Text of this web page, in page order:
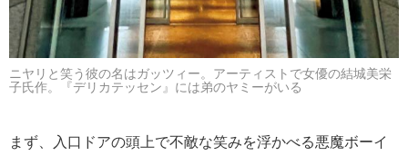
ニヤリと笑う彼の名はガッツィー。アーティストで女優の結城美栄
子氏作。『デリカテッセン』には弟のヤミーがいる
まず、入口ドアの頭上で不敵な笑みを浮かべる悪魔ボーイ